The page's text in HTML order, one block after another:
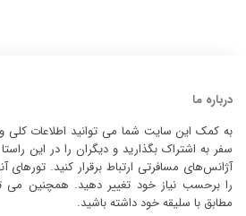
درباره ما
به کمک این سایت شما می توانید اطلاعات کلی
سفر به اشتراک بگذارید و دیگران را در این
آژانس‌های مسافرتی ارتباط برقرار کنید. تورهای
را برحسب نیاز خود تغییر دهید. همچنین می
مطابق با سلیقه خود داشته باشید.